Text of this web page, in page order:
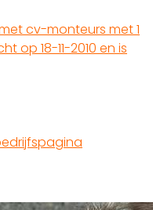
cv-monteurs met 1
op 18-11-2010 en is